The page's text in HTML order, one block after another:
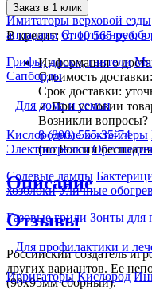
Имитаторы верховой езды
аппараты Спортивное
Грифы, диски, гантели
Сапборды
Для дома и семьи
Кислородные коктейлеры
Электрогрелки
Солевые лампы
хозблоки Уличные
Газовые грили Зонты для
Для профилактики и
Ирригаторы Кислород
Заказ в 1 клик
В кредит:от 10 565 руб. в
Информация о
Стоимость доставки:
Срок доставки:
✓При условии
Возникли вопросы?
8 (800) 555-35-74
(по России
Описание
Отзывы
Российский создатель
других вариантов. Ее
(90х95мм сборный).